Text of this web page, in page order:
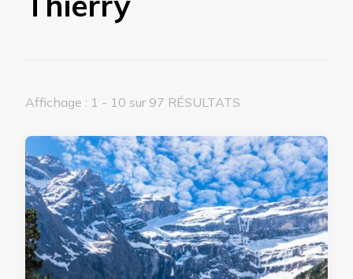
Affichage : 1 - 10 sur 97 RÉSULTATS